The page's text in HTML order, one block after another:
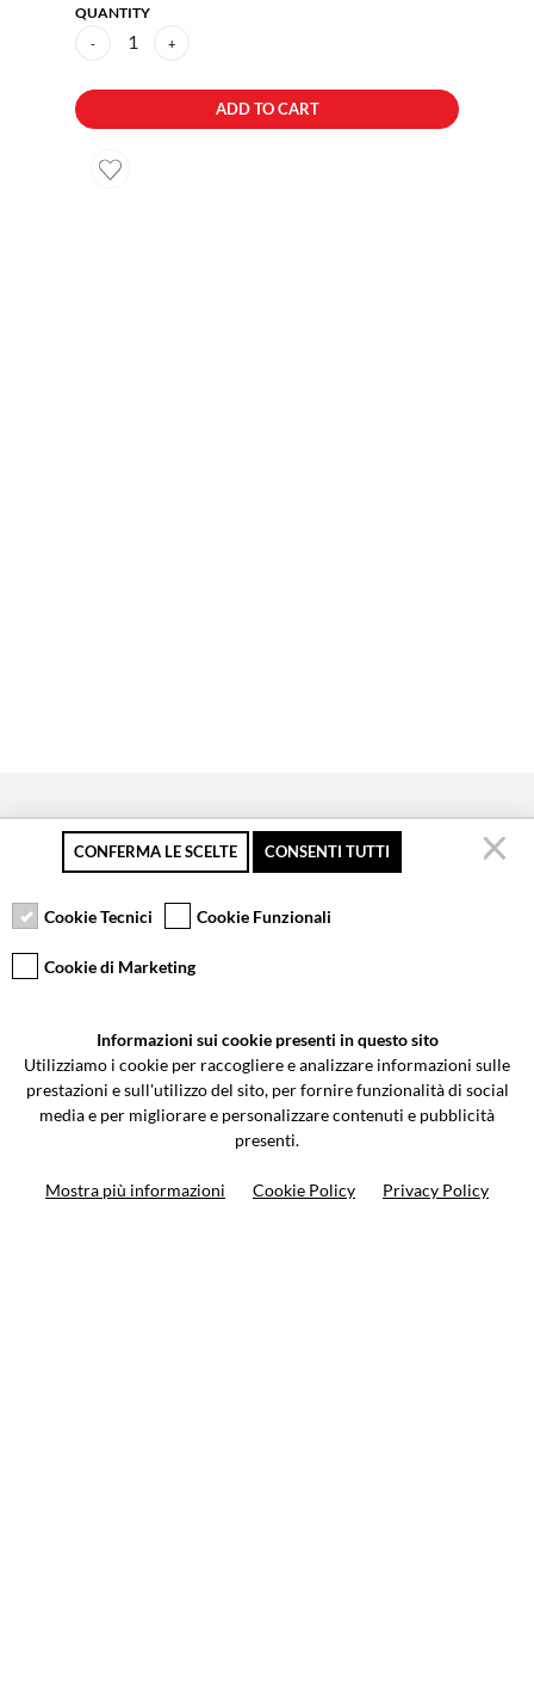
QUANTITY
- 1 +
ADD TO CART
Secure payment
Free returns up to 30
Customer service
Via Galileo Galilei 5 | Verano Brianza (MB) 20843 | ITALY
0362-805407-info@valtermoto.com
CONFERMA LE SCELTE CONSENTI TUTTI
Cookie Tecnici Cookie Funzionali
Cookie di Marketing
Informazioni sui cookie presenti in questo sito
Utilizziamo i cookie per raccogliere e analizzare informazioni sulle
prestazioni e sull'utilizzo del sito, per fornire funzionalità di social
media e per migliorare e personalizzare contenuti e pubblicità
presenti.
Mostra più informazioni Cookie Policy Privacy Policy